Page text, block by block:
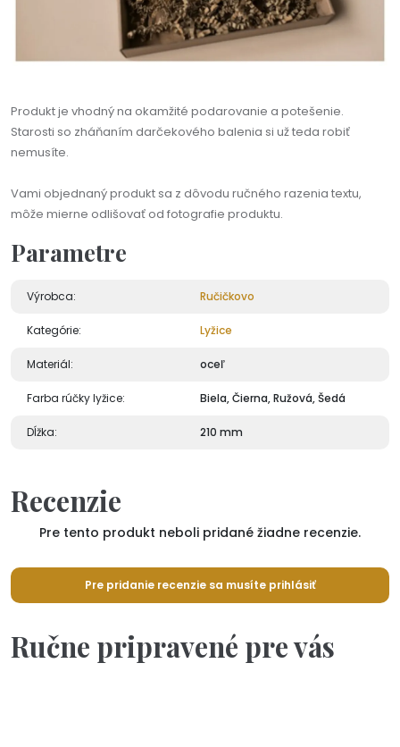
Produkt je vhodný na okamžité podarovanie a potešenie.
Starosti so zháňaním darčekového balenia si už teda robiť
nemusíte.
Vami objednaný produkt sa z dôvodu ručného razenia textu,
môže mierne odlišovať od fotografie produktu.
Parametre
Výrobca: Ručičkovo
Kategórie: Lyžice
Materiál: oceľ
Farba rúčky lyžice: Biela, Čierna, Ružová, Šedá
Dĺžka: 210 mm
Recenzie
Pre tento produkt neboli pridané žiadne recenzie.
Pre pridanie recenzie sa musíte prihlásiť
Ručne pripravené pre vás